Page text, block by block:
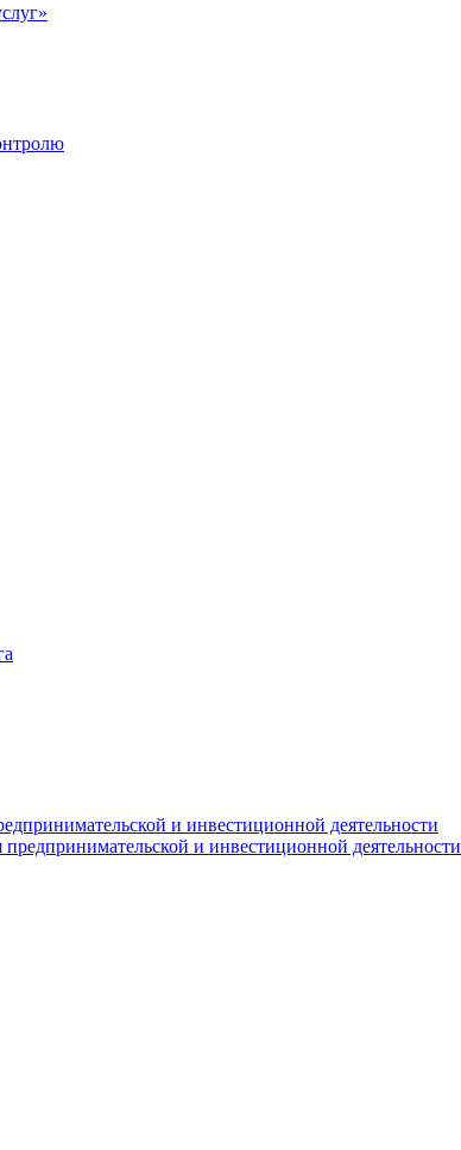
и инвестиционной деятельности
и инвестиционной деятельности